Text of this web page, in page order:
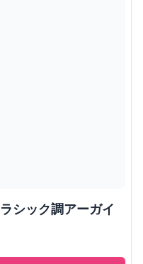
シック調アーガイ